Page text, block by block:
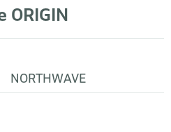
NORTHWAVE